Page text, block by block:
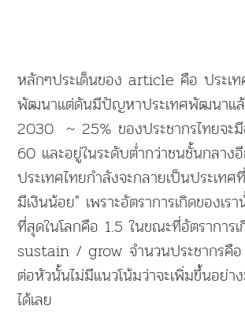
หลักๆประเด็นของ article คือ ประเท
พัฒนาแต่ดันมีปัญหาประเทศพัฒนาแล้
2030 ~ 25% ของประชากรไทยจะ
60 และอยู่ในระดับต่ำกว่าชนชั้นกลาง
ประเทศไทยกำลังจะกลายเป็นประเท
มีเงินน้อย" เพราะอัตราการเกิดของเร
ที่สุดในโลกคือ 1.5 ในขณะที่อัตราการเ
sustain / grow จำนวนประชากรคือ
ต่อหัวนั้นไม่มีแนวโน้มว่าจะเพิ่มขึ้นอย่
ได้เลย